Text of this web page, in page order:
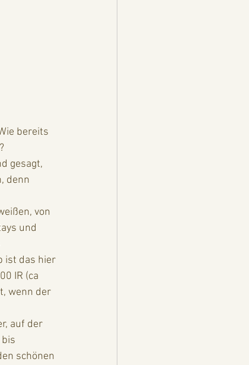
gesagt,
denn
von
und
ist das hier
IR (ca
wenn der
schönen